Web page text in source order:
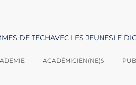
DE TECHAVEC LES JEUNESLE
ACADÉMICIEN(NE)S